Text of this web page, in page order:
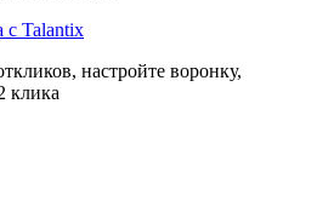
с Talantix
настройте воронку,
клика